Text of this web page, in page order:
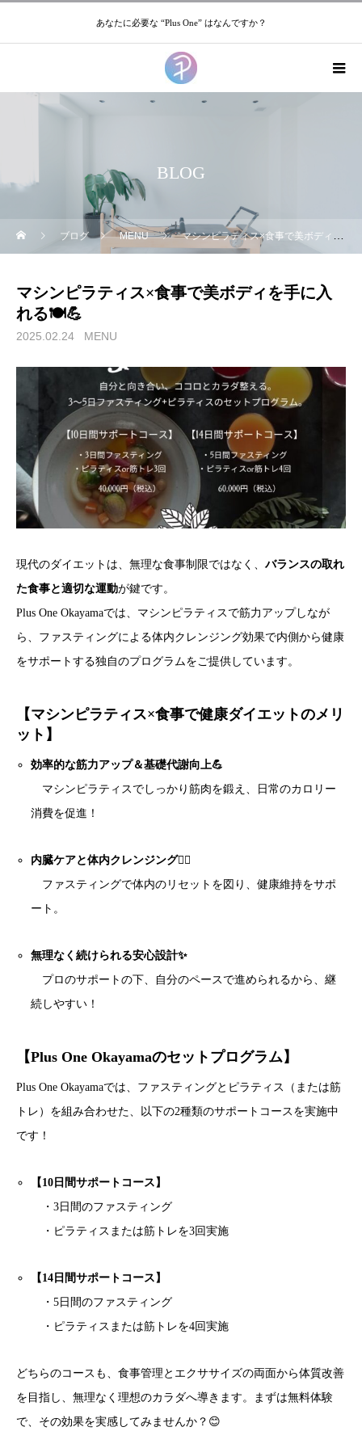
あなたに必要な “Plus One” はなんですか？
BLOG
ブログ MENU マシンピラティス×食事で美ボディを手に入れる🍽️💪
マシンピラティス×食事で美ボディを手に入
れる🍽️💪
2025.02.24 MENU
現代のダイエットは、無理な食事制限ではなく、 バランスの取れ
た食事と適切な運動が鍵です。
Plus One Okayamaでは、マシンピラティスで筋力アップしなが
ら、ファスティングによる体内クレンジング効果で内側から健康
をサポートする独自のプログラムをご提供しています。
【マシンピラティス×食事で健康ダイエットのメリ
ット】
効率的な筋力アップ＆基礎代謝向上💪
マシンピラティスでしっかり筋肉を鍛え、日常のカロリー
消費を促進！
内臓ケアと体内クレンジング🧘‍♀️
ファスティングで体内のリセットを図り、健康維持をサポ
ート。
無理なく続けられる安心設計✨
プロのサポートの下、自分のペースで進められるから、継
続しやすい！
【Plus One Okayamaのセットプログラム】
Plus One Okayamaでは、ファスティングとピラティス（または筋
トレ）を組み合わせた、以下の2種類のサポートコースを実施中
です！
【10日間サポートコース】
・3日間のファスティング
・ピラティスまたは筋トレを3回実施
【14日間サポートコース】
・5日間のファスティング
・ピラティスまたは筋トレを4回実施
どちらのコースも、食事管理とエクササイズの両面から体質改善
を目指し、無理なく理想のカラダへ導きます。まずは無料体験
で、その効果を実感してみませんか？😊